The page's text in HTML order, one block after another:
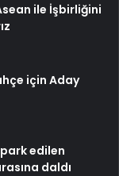
ile İşbirliğini
için Aday
edilen
daldı